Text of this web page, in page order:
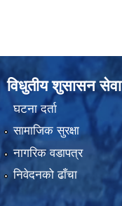
विधुतीय शुसासन सेवा
घटना दर्ता
सामाजिक सुरक्षा
नागरिक वडापत्र
निवेदनको ढाँचा